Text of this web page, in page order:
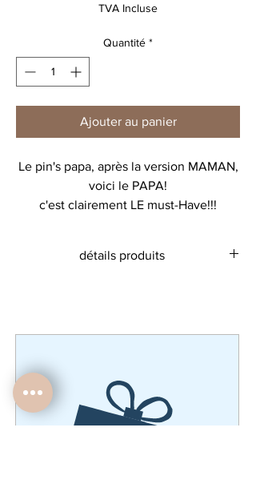
TVA Incluse
Quantité *
Ajouter au panier
Le pin's papa, après la version MAMAN,
voici le PAPA!
c'est clairement LE must-Have!!!
détails produits